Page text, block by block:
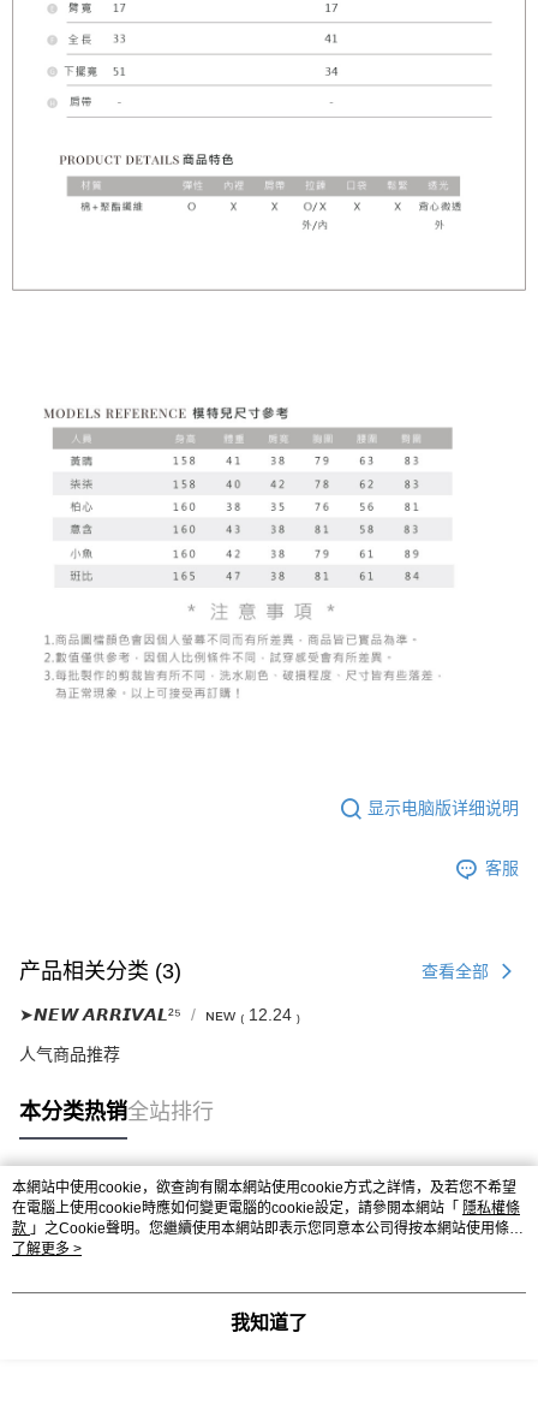
显示电脑版详细说明
客服
产品相关分类 (3) 查看全部
➤𝙉𝙀𝙒 𝘼𝙍𝙍𝙄𝙑𝘼𝙇²⁵ ɴᴇᴡ ₍ 12.24 ₎
人气商品推荐
本分类热销全站排行
热门标签
本網站中使用cookie，欲查詢有關本網站使用cookie方式之詳情，及若您不希望
在電腦上使用cookie時應如何變更電腦的cookie設定，請參閱本網站「 隱私權條
款 」之Cookie聲明。您繼續使用本網站即表示您同意本公司得按本網站使用條款
之Cookie聲明使用cookie。
了解更多 >
我知道了